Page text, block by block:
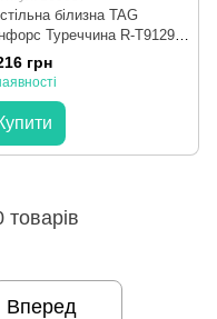
білизна TAG
Туреччина R-T9129
грн
Вперед